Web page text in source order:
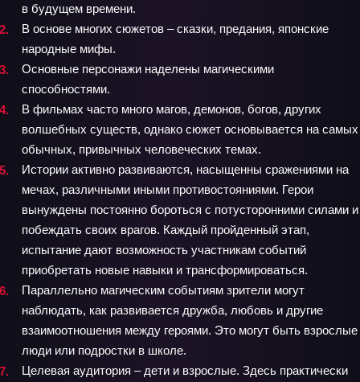
в будущем времени.
В основе многих сюжетов – сказки, предания, японские
народные мифы.
Основные персонажи наделены магическими
способностями.
В фильмах часто много магов, демонов, богов, других
волшебных существ, однако сюжет основывается на самых
обычных, привычных человеческих темах.
Истории активно развиваются, насыщенны сражениями на
мечах, различными иными противостояниями. Герои
вынуждены постоянно бороться с потусторонними силами и
побеждать своих врагов. Каждый пройденный этап,
испытание дают возможность участникам событий
приобретать новые навыки и трансформироваться.
Параллельно магическим событиям зрители могут
наблюдать, как развивается дружба, любовь и другие
взаимоотношения между героями. Это могут быть взрослые
люди или подростки в школе.
Целевая аудитория – дети и взрослые. Здесь практически